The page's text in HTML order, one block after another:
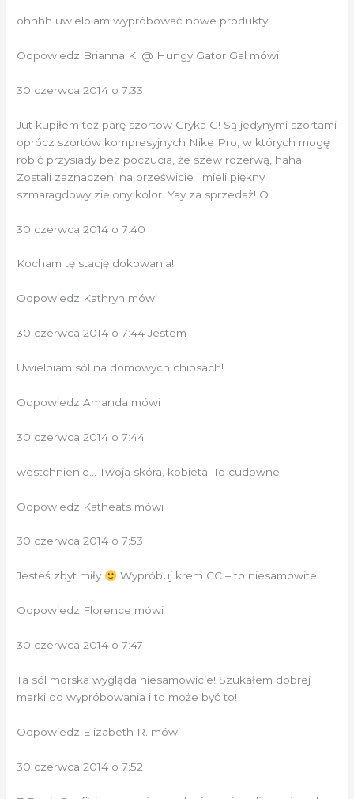
ohhhh uwielbiam wypróbować nowe produkty
Odpowiedz Brianna K. @ Hungy Gator Gal mówi
30 czerwca 2014 o 7:33
Jut kupiłem też parę szortów Gryka G! Są jedynymi szortami
oprócz szortów kompresyjnych Nike Pro, w których mogę
robić przysiady bez poczucia, że ​​szew rozerwą, haha.
Zostali zaznaczeni na prześwicie i mieli piękny
szmaragdowy zielony kolor. Yay za sprzedaż! O.
30 czerwca 2014 o 7:40
Kocham tę stację dokowania!
Odpowiedz Kathryn mówi
30 czerwca 2014 o 7:44 Jestem
Uwielbiam sól na domowych chipsach!
Odpowiedz Amanda mówi
30 czerwca 2014 o 7:44
westchnienie… Twoja skóra, kobieta. To cudowne.
Odpowiedz Katheats mówi
30 czerwca 2014 o 7:53
Jesteś zbyt miły Wypróbuj krem ​​CC – to niesamowite!
Odpowiedz Florence mówi
30 czerwca 2014 o 7:47
Ta sól morska wygląda niesamowicie! Szukałem dobrej
marki do wypróbowania i to może być to!
Odpowiedz Elizabeth R. mówi
30 czerwca 2014 o 7:52